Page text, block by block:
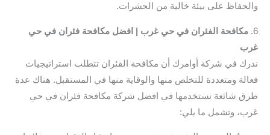
والحفاظ على بيئة خالية من الحشرات.
6. مكافحة الفئران في حي غرب | افضل مكافحة فئران في حي
غرب
ندرك في شركة أوامرك أن مكافحة الفئران تتطلب استراتيجيات
فعالة ومتعددة للتخلص منها والوقاية منها في المستقبل. هناك عدة
طرق شائعة نستخدمها في افضل شركة مكافحة فئران في حي
غرب، وتشمل ما يلي: